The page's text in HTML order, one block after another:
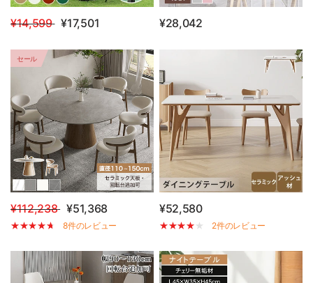
¥14,599 ¥17,501 ¥28,042
セール
¥112,238 ¥51,368
8件のレビュー
¥52,580
2件のレビュー